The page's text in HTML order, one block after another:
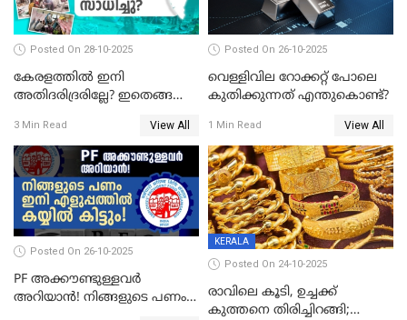
Posted On 28-10-2025
കേരളത്തിൽ ഇനി
അതിദരിദ്രരില്ലേ? ഇതെങ്ങനെ
STATE FREE FROM EXTREME
POVERTY
3 Min Read View All
Posted On 26-10-2025
വെള്ളിവില റോക്കറ്റ് പോലെ
കുതിക്കുന്നത് എന്തുകൊണ്ട്?
1 Min Read View All
Posted On 26-10-2025
PF അക്കൗണ്ടുള്ളവർ
അറിയാൻ! നിങ്ങളുടെ പണം
KERALA
Posted On 24-10-2025
രാവിലെ കൂടി, ഉച്ചക്ക്
കുത്തനെ തിരിച്ചിറങ്ങി;